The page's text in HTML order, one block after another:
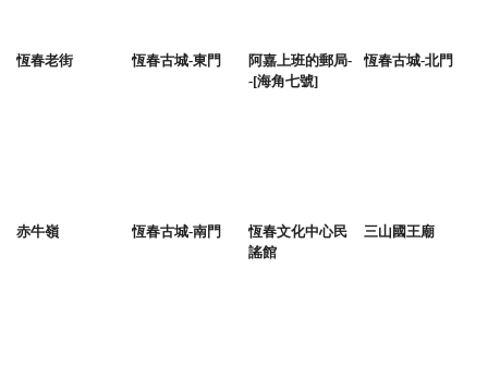
恆春老街 恆春古城-東門
阿嘉上班的郵局-
-[海角七號]
恆春古城-北門
赤牛嶺 恆春古城-南門
恆春文化中心民
謠館
三山國王廟